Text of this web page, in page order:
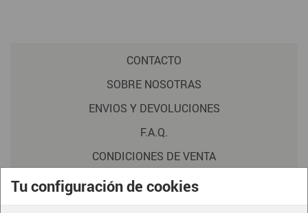
Tu configuración de cookies
CONTACTO
SOBRE NOSOTRAS
ENVIOS Y DEVOLUCIONES
F.A.Q.
CONDICIONES DE VENTA
POLITICA DE PRIVACIDAD
AVISO LEGAL